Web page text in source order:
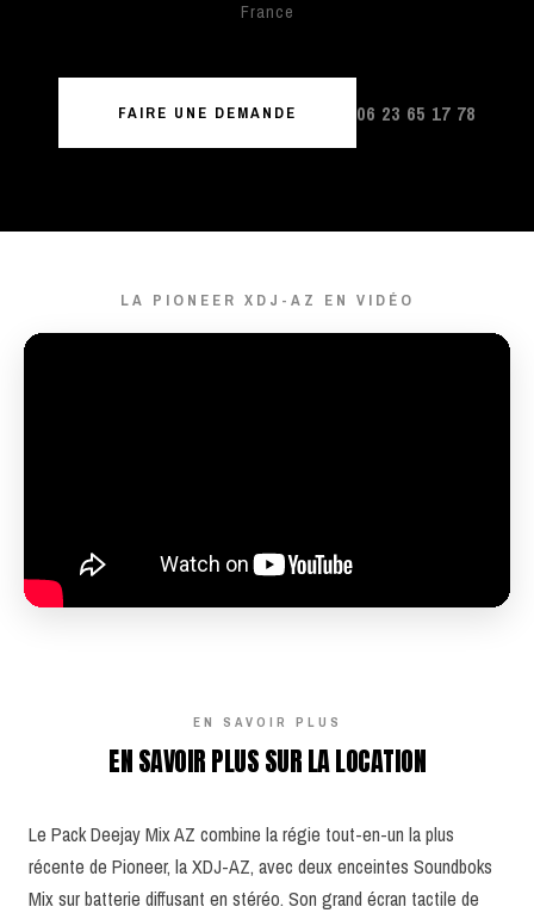
France
FAIRE UNE DEMANDE 06 23 65 17 78
LA PIONEER XDJ-AZ EN VIDÉO
EN SAVOIR PLUS
EN SAVOIR PLUS SUR LA LOCATION
Le Pack Deejay Mix AZ combine la régie tout-en-un la plus
récente de Pioneer, la XDJ-AZ, avec deux enceintes Soundboks
Mix sur batterie diffusant en stéréo. Son grand écran tactile de